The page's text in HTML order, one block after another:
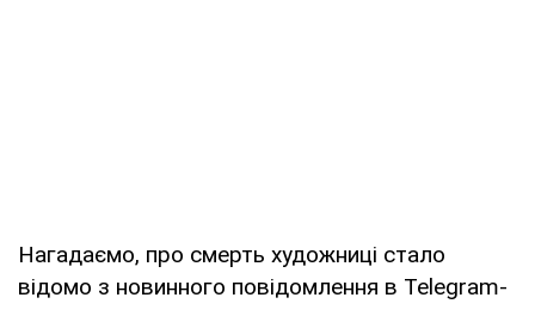
Нагадаємо, про смерть художниці стало
відомо з новинного повідомлення в Telegram-